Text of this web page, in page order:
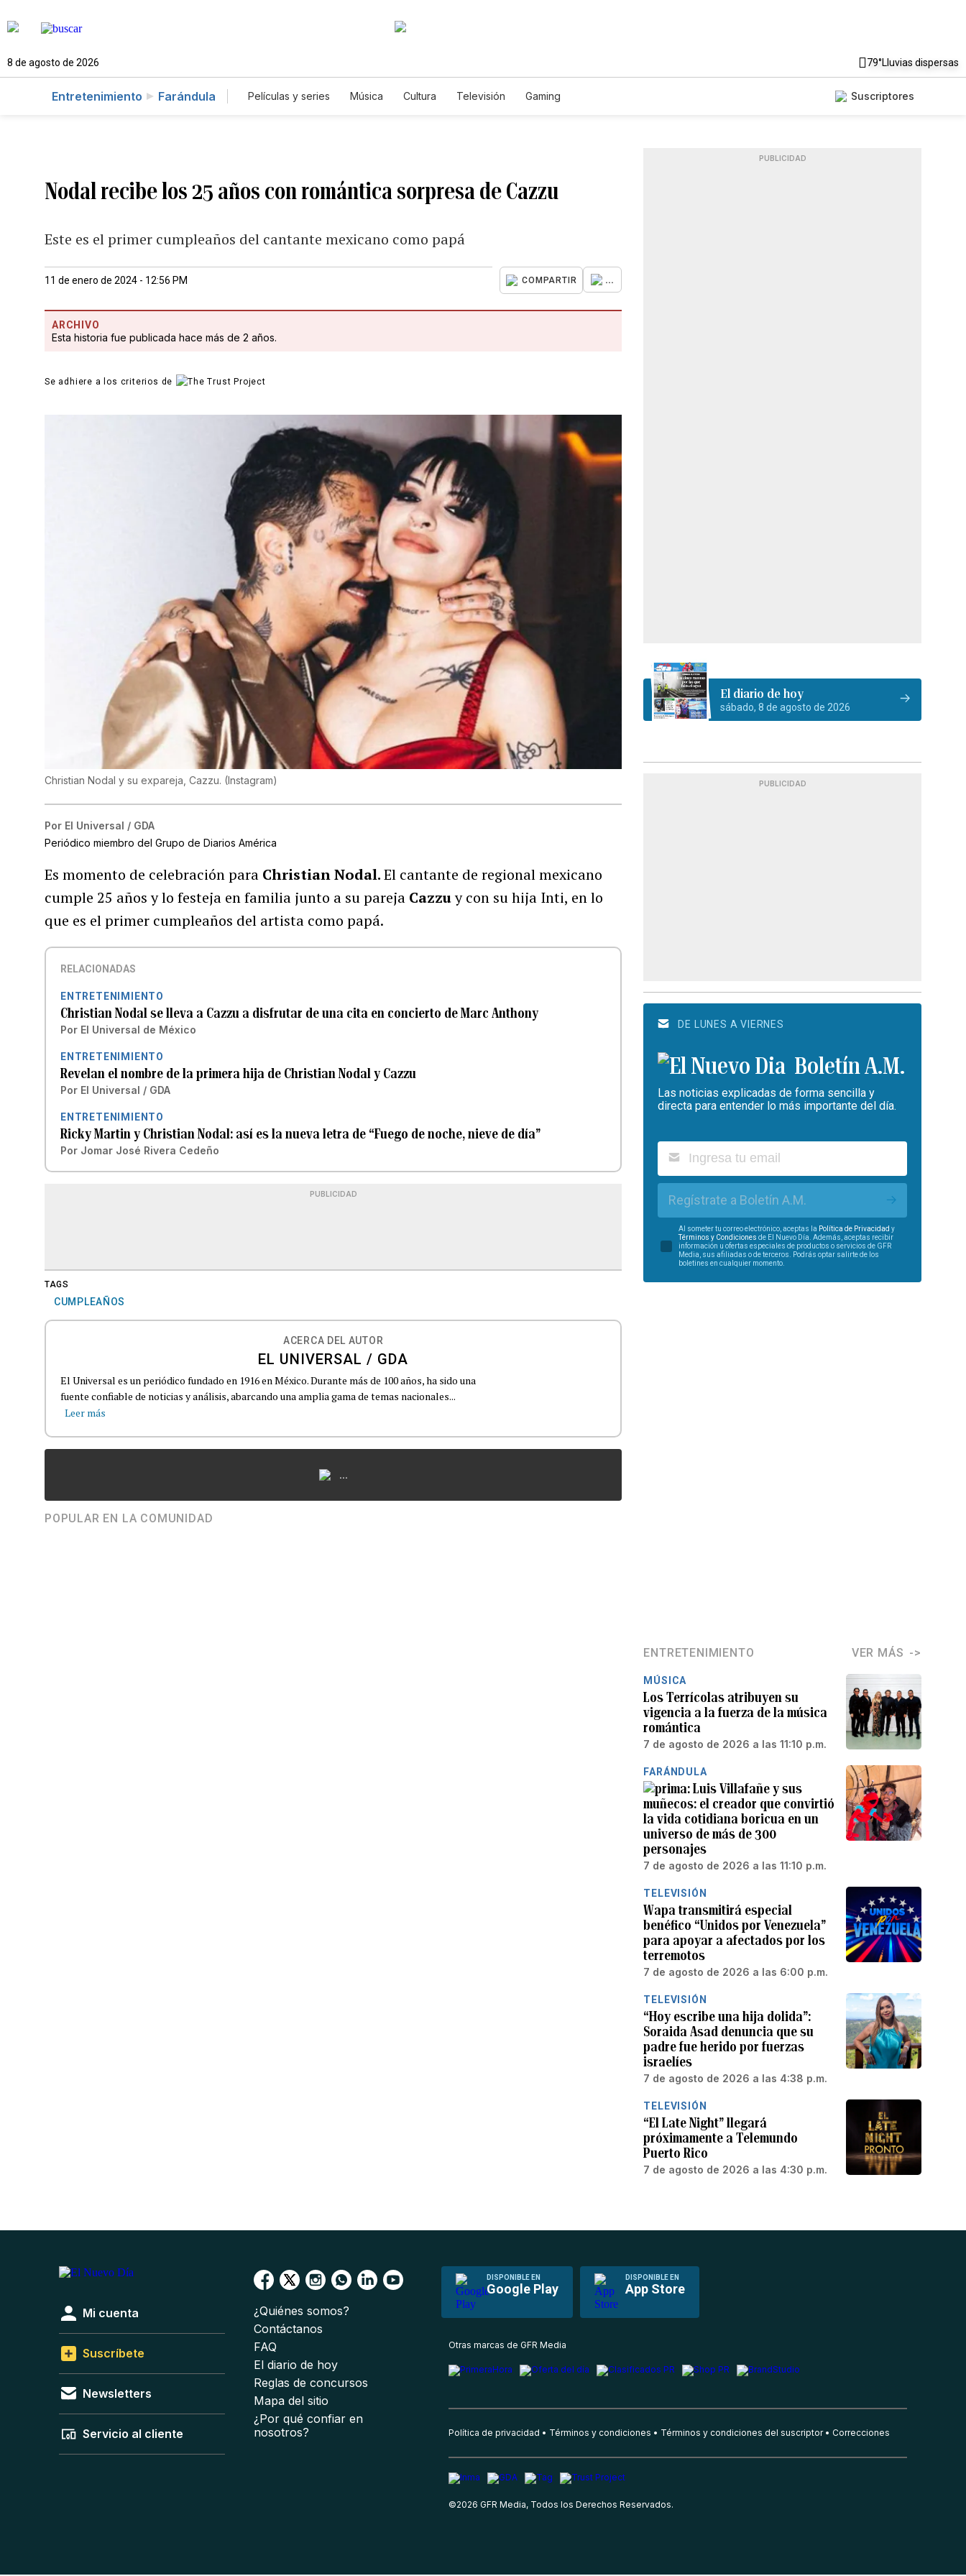
8 de agosto de 2026 79°Lluvias dispersas
Entretenimiento Farándula Películas y series Música Cultura Televisión Gaming Suscriptores
Nodal recibe los 25 años con romántica sorpresa de Cazzu
Este es el primer cumpleaños del cantante mexicano como papá
11 de enero de 2024 - 12:56 PM COMPARTIR ...
ARCHIVO
Esta historia fue publicada hace más de 2 años.
Se adhiere a los criterios de
Christian Nodal y su expareja, Cazzu. (Instagram)
Por El Universal / GDA
Periódico miembro del Grupo de Diarios América
Es momento de celebración para Christian Nodal.El cantante de regional mexicano
cumple 25 años y lo festeja en familia junto a su pareja Cazzuy con su hija Inti, en lo
que es el primer cumpleaños del artista como papá.
RELACIONADAS
ENTRETENIMIENTO
Christian Nodal se lleva a Cazzu a disfrutar de una cita en concierto de Marc Anthony
Por El Universal de México
ENTRETENIMIENTO
Revelan el nombre de la primera hija de Christian Nodal y Cazzu
Por El Universal / GDA
ENTRETENIMIENTO
Ricky Martin y Christian Nodal: así es la nueva letra de “Fuego de noche, nieve de día”
Por Jomar José Rivera Cedeño
PUBLICIDAD
TAGS
CUMPLEAÑOS
ACERCA DEL AUTOR
EL UNIVERSAL / GDA
El Universal es un periódico fundado en 1916 en México. Durante más de 100 años, ha sido una
fuente confiable de noticias y análisis, abarcando una amplia gama de temas nacionales...
Leer más
...
POPULAR EN LA COMUNIDAD
PUBLICIDAD
El diario de hoy
sábado, 8 de agosto de 2026
PUBLICIDAD
DE LUNES A VIERNES
Boletín A.M.
Las noticias explicadas de forma sencilla y
directa para entender lo más importante del día.
Regístrate a Boletín A.M.
Al someter tu correo electrónico, aceptas la Política de Privacidad y
Términos y Condiciones de El Nuevo Día. Además, aceptas recibir
información u ofertas especiales de productos o servicios de GFR
Media, sus afiliadas o de terceros. Podrás optar salirte de los
boletines en cualquier momento.
ENTRETENIMIENTO VER MÁS
MÚSICA
Los Terrícolas atribuyen su
vigencia a la fuerza de la música
romántica
7 de agosto de 2026 a las 11:10 p.m.
FARÁNDULA
Luis Villafañe y sus
muñecos: el creador que convirtió
la vida cotidiana boricua en un
universo de más de 300
personajes
7 de agosto de 2026 a las 11:10 p.m.
TELEVISIÓN
Wapa transmitirá especial
benéfico “Unidos por Venezuela”
para apoyar a afectados por los
terremotos
7 de agosto de 2026 a las 6:00 p.m.
TELEVISIÓN
“Hoy escribe una hija dolida”:
Soraida Asad denuncia que su
padre fue herido por fuerzas
israelíes
7 de agosto de 2026 a las 4:38 p.m.
TELEVISIÓN
“El Late Night” llegará
próximamente a Telemundo
Puerto Rico
7 de agosto de 2026 a las 4:30 p.m.
DISPONIBLE EN
Google Play
DISPONIBLE EN
App Store
Mi cuenta
Suscríbete
Newsletters
Servicio al cliente
¿Quiénes somos?
Contáctanos
FAQ
El diario de hoy
Reglas de concursos
Mapa del sitio
¿Por qué confiar en
nosotros?
Otras marcas de GFR Media
Política de privacidad Términos y condiciones Términos y condiciones del suscriptor Correcciones
©2026 GFR Media, Todos los Derechos Reservados.